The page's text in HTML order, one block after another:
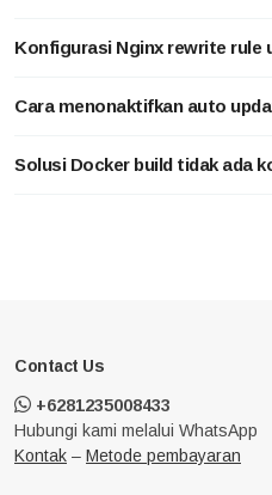
Konfigurasi Nginx rewrite rule
Cara menonaktifkan auto
Solusi Docker build tidak ada
Contact Us
+6281235008433
Hubungi kami melalui WhatsApp
Kontak – Metode pembayaran